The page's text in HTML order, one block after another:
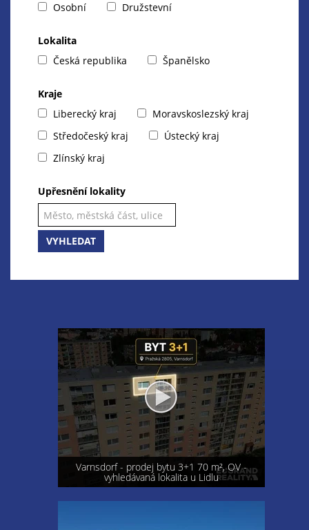
Osobní
Družstevní
Lokalita
Česká republika
Španělsko
Kraje
Liberecký kraj
Moravskoslezský kraj
Středočeský kraj
Ústecký kraj
Zlínský kraj
Upřesnění lokality
VYHLEDAT
Varnsdorf - prodej bytu 3+1 70 m², OV -
vyhledávaná lokalita u Lidlu